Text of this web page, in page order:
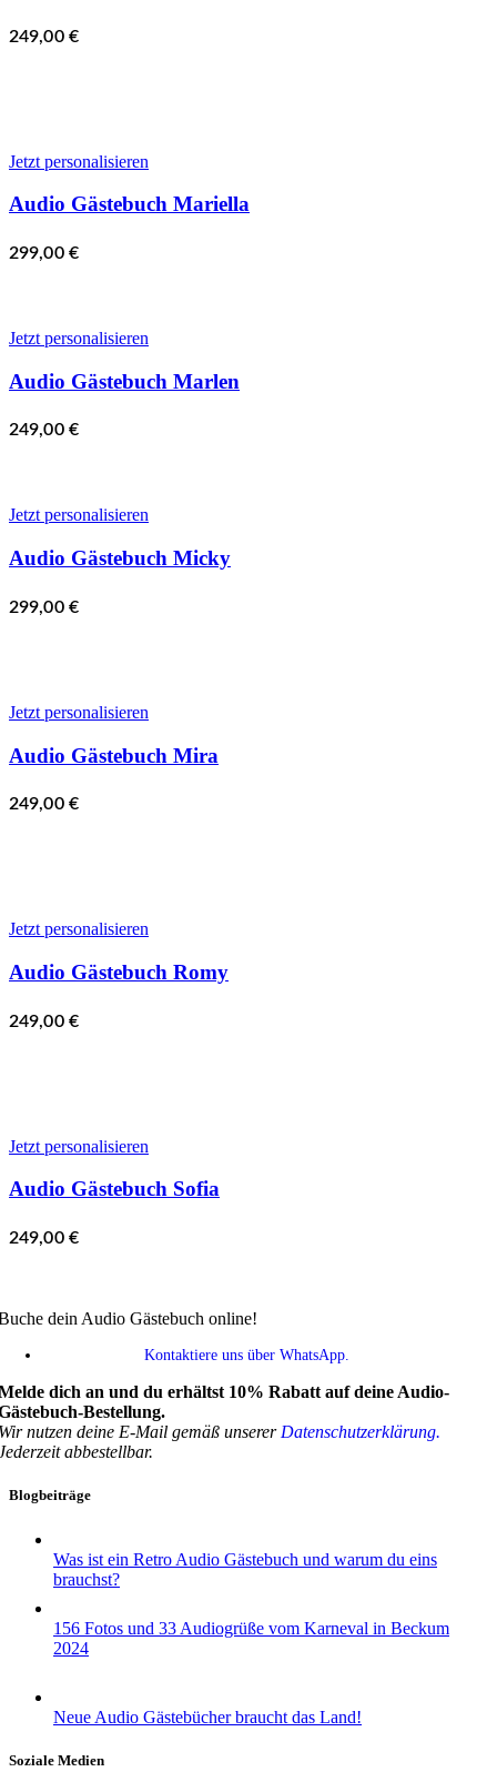
249,00 €
Jetzt personalisieren
Audio Gästebuch Mariella
299,00 €
Jetzt personalisieren
Audio Gästebuch Marlen
249,00 €
Jetzt personalisieren
Audio Gästebuch Micky
299,00 €
Jetzt personalisieren
Audio Gästebuch Mira
249,00 €
Jetzt personalisieren
Audio Gästebuch Romy
249,00 €
Jetzt personalisieren
Audio Gästebuch Sofia
249,00 €
dein Audio Gästebuch online!
Kontaktiere uns über WhatsApp.
dich an und du erhältst 10% Rabatt auf deine Audio-
Bestellung.
nutzen deine E-Mail gemäß unserer Datenschutzerklärung.
abbestellbar.
Blogbeiträge
Was ist ein Retro Audio Gästebuch und warum du eins
brauchst?
156 Fotos und 33 Audiogrüße vom Karneval in Beckum
2024
Neue Audio Gästebücher braucht das Land!
Soziale Medien